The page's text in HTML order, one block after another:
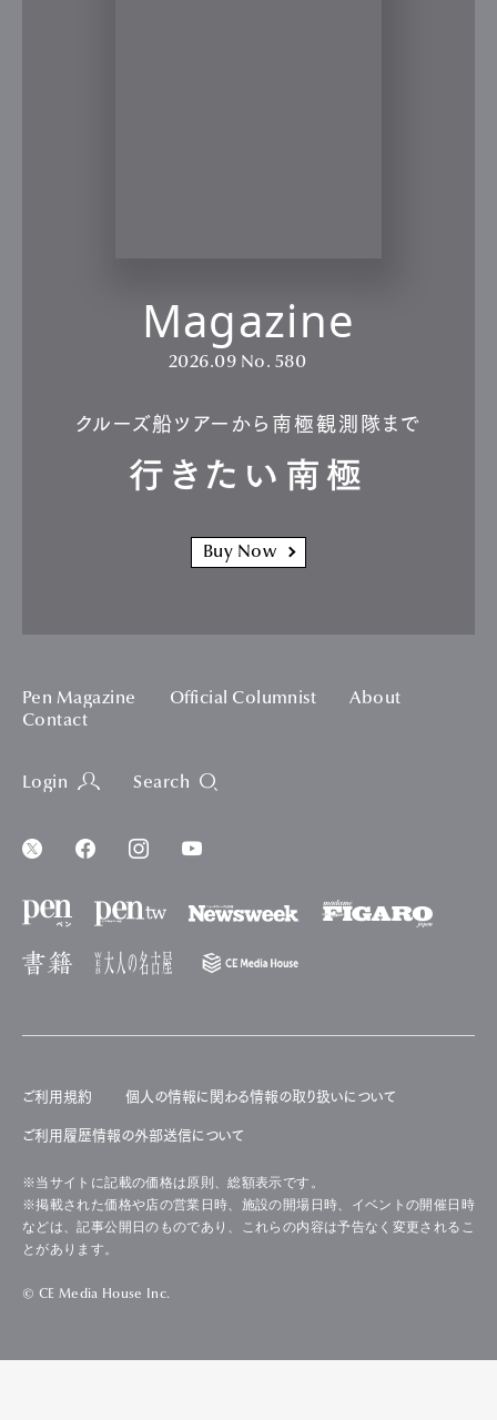
Magazine
2026.09 No. 580
クルーズ船ツアーから南極観測隊まで
行きたい南極
Buy Now
Pen Magazine Official Columnist
About
Contact
Login Search
ご利用規約 個人の情報に関わる情報の取り扱いについて
ご利用履歴情報の外部送信について
※当サイトに記載の価格は原則、総額表示です。
※掲載された価格や店の営業日時、施設の開場日時、イベントの開催日時
などは、記事公開日のものであり、これらの内容は予告なく変更されるこ
とがあります。
© CE Media House Inc.